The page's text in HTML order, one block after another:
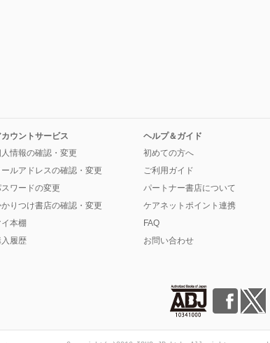
カウントサービス
情報の確認・変更
ールアドレスの確認・変更
ワードの変更
りつけ書店の確認・変更
イ本棚
履歴
ヘルプ＆ガイド
初めての方へ
ご利用ガイド
パートナー書店について
ケアネットポイント連携
FAQ
お問い合わせ